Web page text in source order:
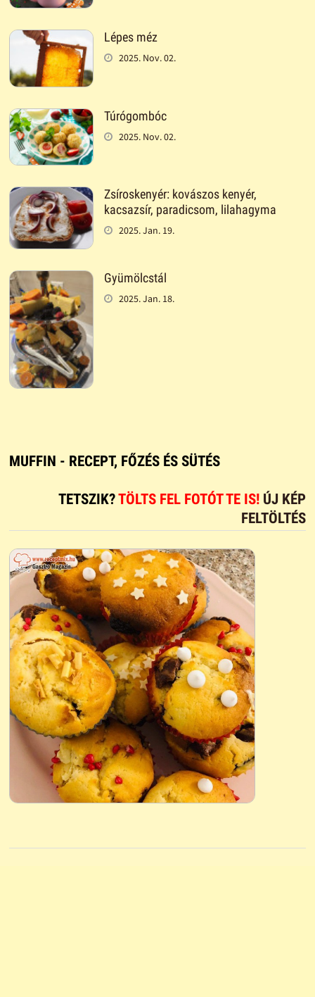
Lépes méz
2025. Nov. 02.
Túrógombóc
2025. Nov. 02.
Zsíroskenyér: kovászos kenyér,
kacsazsír, paradicsom, lilahagyma
2025. Jan. 19.
Gyümölcstál
2025. Jan. 18.
MUFFIN - RECEPT, FŐZÉS ÉS SÜTÉS
TETSZIK?TÖLTS FEL FOTÓT TE IS! ÚJ KÉP
FELTÖLTÉS